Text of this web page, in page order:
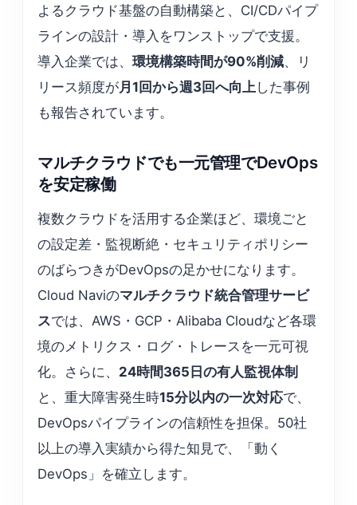
よるクラウド基盤の自動構築と、CI/CDパイプ
ラインの設計・導入をワンストップで支援。
導入企業では、環境構築時間が90%削減、リ
リース頻度が月1回から週3回へ向上 した事例
も報告されています。
マルチクラウドでも一元管理でDevOps
を安定稼働
複数クラウドを活用する企業ほど、環境ごと
の設定差・監視断絶・セキュリティポリシー
のばらつきがDevOpsの足かせになります。
Cloud Naviのマルチクラウド統合管理サービ
スでは、AWS・GCP・Alibaba Cloudなど各環
境のメトリクス・ログ・トレースを一元可視
化。さらに、 24時間365日の有人監視体制
と、重大障害発生時15分以内の一次対応で、
DevOpsパイプラインの信頼性を担保。50社
以上の導入実績から得た知見で、「動く
DevOps」を確立します。